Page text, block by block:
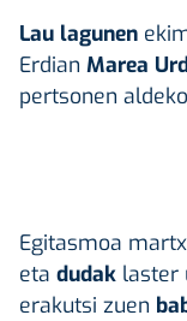
Lau lagunen
Erdian Marea
pertsonen aldeko
Egitasmoa
eta dudak laster
erakutsi zuen